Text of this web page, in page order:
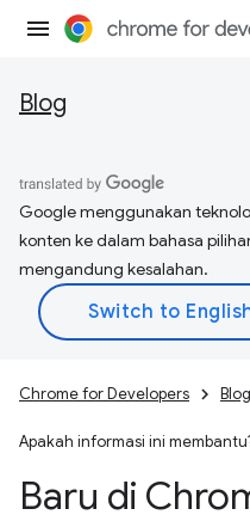
Blog
Google menggunakan
konten ke dalam bahasa
mengandung kesalahan.
Chrome for Developers Blog
Apakah informasi ini
Baru di